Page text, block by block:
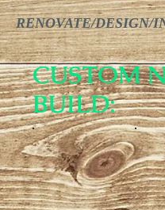
RENOVATE/DESIGN/
CUSTOM
BUILD: